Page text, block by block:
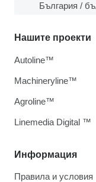
България /
Информация
Правила и условия
Нашите проекти
Autoline™
Machineryline™
Agroline™
Linemedia Digital ™